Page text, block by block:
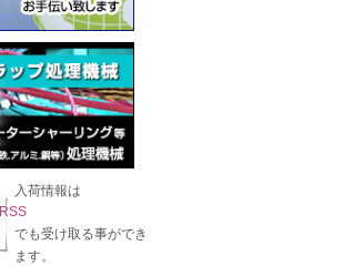
入荷情報は
RSS
でも受け取る事ができ
ます。